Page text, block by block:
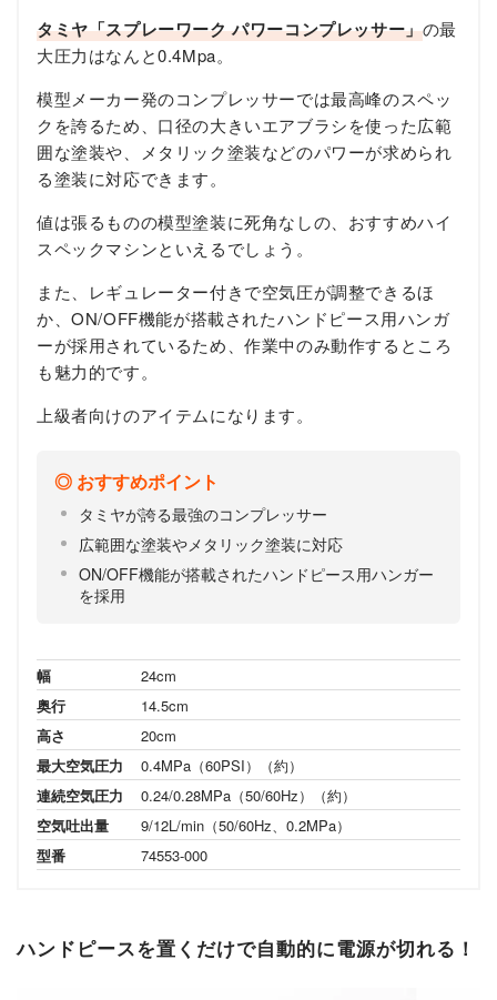
タミヤ「スプレーワーク パワーコンプレッサー」の最
大圧力はなんと0.4Mpa。
模型メーカー発のコンプレッサーでは最高峰のスペッ
クを誇るため、口径の大きいエアブラシを使った広範
囲な塗装や、メタリック塗装などのパワーが求められ
る塗装に対応できます。
値は張るものの模型塗装に死角なしの、おすすめハイ
スペックマシンといえるでしょう。
また、レギュレーター付きで空気圧が調整できるほ
か、ON/OFF機能が搭載されたハンドピース用ハンガ
ーが採用されているため、作業中のみ動作するところ
も魅力的です。
上級者向けのアイテムになります。
おすすめポイント
タミヤが誇る最強のコンプレッサー
広範囲な塗装やメタリック塗装に対応
ON/OFF機能が搭載されたハンドピース用ハンガー
を採用
幅
24cm
奥行
14.5cm
高さ
20cm
最大空気圧力
0.4MPa（60PSI）（約）
連続空気圧力
0.24/0.28MPa（50/60Hz）（約）
空気吐出量
9/12L/min（50/60Hz、0.2MPa）
型番
74553-000
ハンドピースを置くだけで自動的に電源が切れる！